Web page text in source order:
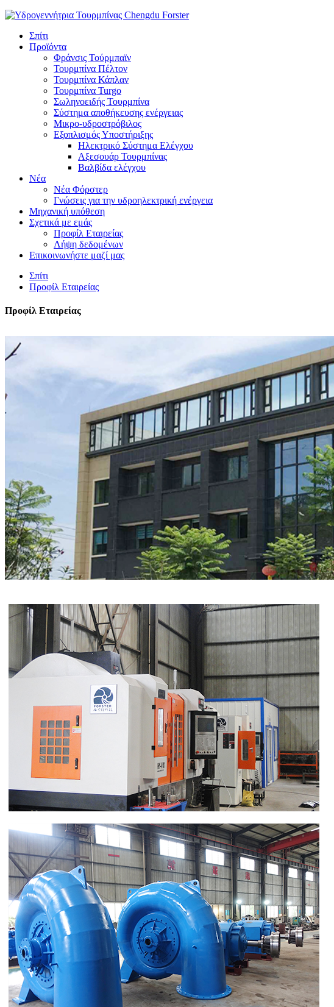
Σπίτι
Προϊόντα
Φράνσις Τούρμπαϊν
Τουρμπίνα Πέλτον
Τουρμπίνα Κάπλαν
Τουρμπίνα Turgo
Σωληνοειδής Τουρμπίνα
Σύστημα αποθήκευσης ενέργειας
Μικρο-υδροστρόβιλος
Εξοπλισμός Υποστήριξης
Ηλεκτρικό Σύστημα Ελέγχου
Αξεσουάρ Τουρμπίνας
Βαλβίδα ελέγχου
Νέα
Νέα Φόρστερ
Γνώσεις για την υδροηλεκτρική ενέργεια
Μηχανική υπόθεση
Σχετικά με εμάς
Προφίλ Εταιρείας
Λήψη δεδομένων
Επικοινωνήστε μαζί μας
Σπίτι
Προφίλ Εταιρείας
Προφίλ Εταιρείας